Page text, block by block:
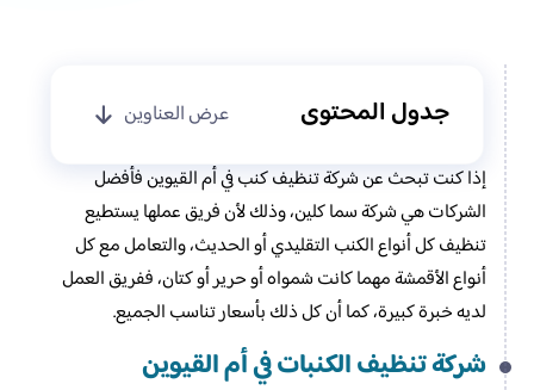
جدول المحتوى عرض العناوين
إذا كنت تبحث عن شركة تنظيف كنب في أم القيوين فأفضل
الشركات هي شركة سما كلين، وذلك لأن فريق عملها يستطيع
تنظيف كل أنواع الكنب التقليدي أو الحديث، والتعامل مع كل
أنواع الأقمشة مهما كانت شمواه أو حرير أو كتان، ففريق العمل
لديه خبرة كبيرة، كما أن كل ذلك بأسعار تناسب الجميع.
شركة تنظيف الكنبات في أم القيوين